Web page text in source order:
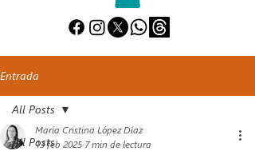
Entrada
All Posts
All Posts
María Cristina López Díaz
13 feb 2025 7 min de lectura